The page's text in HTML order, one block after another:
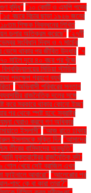
বৃদ্ধি" "১০ কোটি ও এমপি পদের
"১৫ বছরে বিচার ছাড়া ১৯২৬ জনের
শিক্ষক নিবন্ধনের লিখিত
ডলার অতিক্রম করেছে" "২৭টি
সংবিধান দিবস ও ৭ মার্চের
ভেসে থাকার পর জীবিত উদ্ধার "৭
মাইল দূরে ৪০ বছর পর খুঁজে
মিডিয়া স্টাডিজ
পদক্ষেপ গ্রহণে ব্যর্থ
"অভিবাসী পরিবারের সন্তান
রাজনৈতিক দলের সঙ্গে
করে সরকারে থাকার কোনো ইচ্ছা
পর থেকে স্পষ্ট হবে: স্বরাষ্ট্র
ঘেরাও করবে গণ অধিকার
ইসলামী" "আজ রাতে ঢাকায়
ইসলামকে মুক্তি দিন "আমাদের
তীরের বাসিন্দাদের অনুভূতি"
যুক্তরাষ্ট্রের রাজনৈতিক বন্দী:
৬ গোল খেয়ে সেই ব্রাজিল এখন
ফাইনালে আবারো" "আলেপ্পোর পর
শাম: কে বা কারা তারা?"